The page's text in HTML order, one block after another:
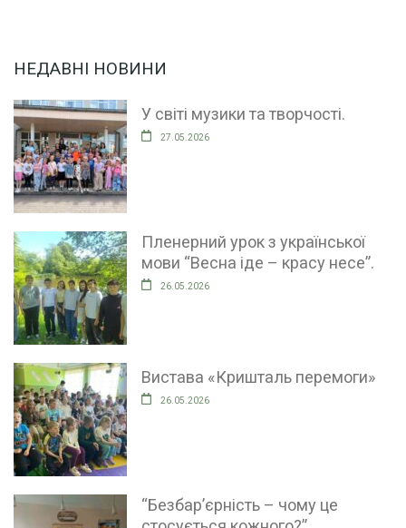
НЕДАВНІ НОВИНИ
У світі музики та творчості.
27.05.2026
Пленерний урок з української
мови “Весна іде – красу несе”.
26.05.2026
Вистава «Кришталь перемоги»
26.05.2026
“Безбар’єрність – чому це